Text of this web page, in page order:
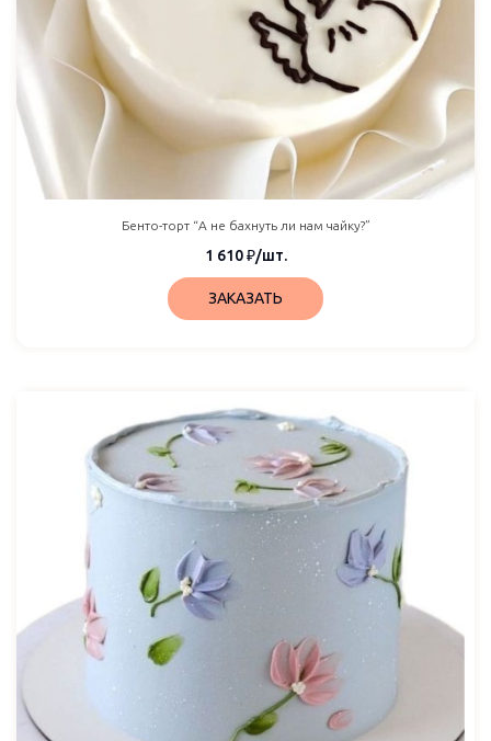
Бенто-торт “А не бахнуть ли нам чайку?”
1 610₽/шт.
ЗАКАЗАТЬ